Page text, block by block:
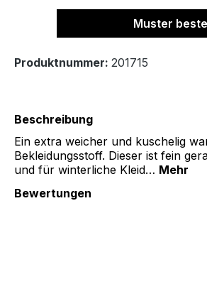
Muster
Produktnummer: 201715
Beschreibung
Ein extra weicher und kuschelig
Bekleidungsstoff. Dieser ist fein
und für winterliche Kleid… Mehr
Bewertungen